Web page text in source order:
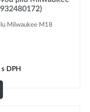
Milwaukee M18
s DPH